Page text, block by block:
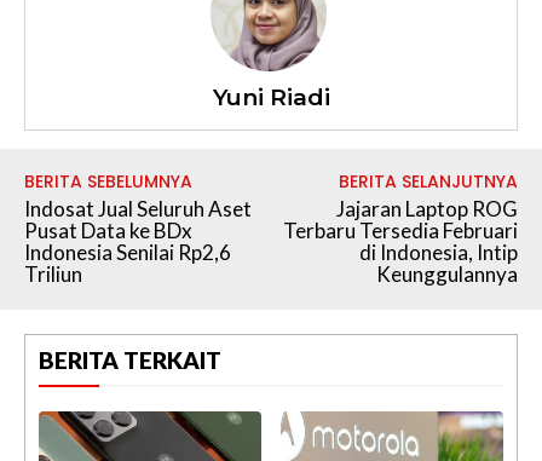
Yuni Riadi
BERITA SEBELUMNYA
Indosat Jual Seluruh Aset
Pusat Data ke BDx
Indonesia Senilai Rp2,6
Triliun
BERITA SELANJUTNYA
Jajaran Laptop ROG
Terbaru Tersedia Februari
di Indonesia, Intip
Keunggulannya
BERITA TERKAIT